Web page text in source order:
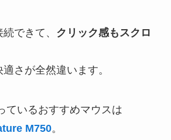
できて、 クリック感もスクロ
さが全然違います。
ているおすすめマウスは
M750。